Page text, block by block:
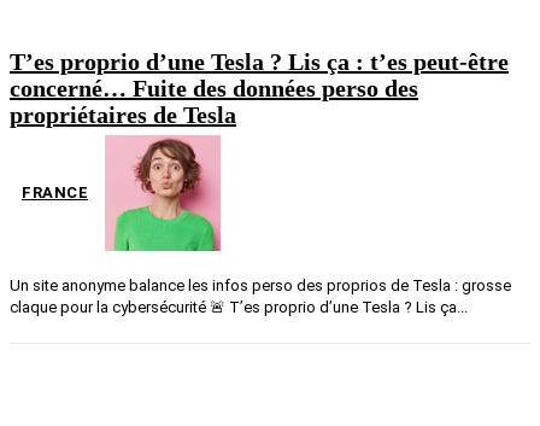
T’es proprio d’une Tesla ? Lis ça : t’es peut-être
concerné… Fuite des données perso des
propriétaires de Tesla
FRANCE
Un site anonyme balance les infos perso des proprios de Tesla : grosse
claque pour la cybersécurité 🚨 T’es proprio d’une Tesla ? Lis ça...